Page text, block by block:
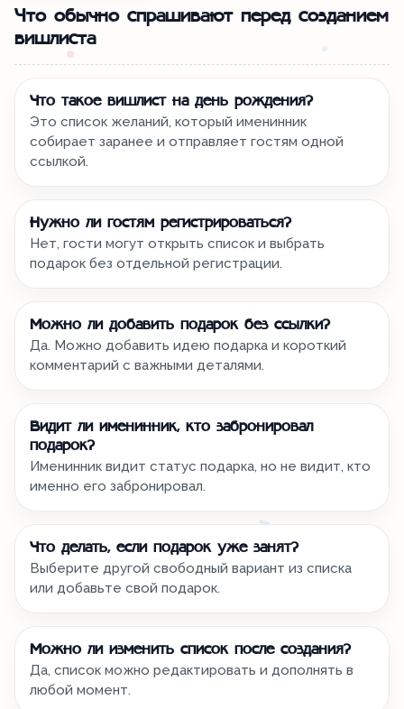
Что обычно спрашивают перед созданием
вишлиста
Что такое вишлист на день рождения?
Это список желаний, который именинник
собирает заранее и отправляет гостям одной
ссылкой.
Нужно ли гостям регистрироваться?
Нет, гости могут открыть список и выбрать
подарок без отдельной регистрации.
Можно ли добавить подарок без ссылки?
Да. Можно добавить идею подарка и короткий
комментарий с важными деталями.
Видит ли именинник, кто забронировал
подарок?
Именинник видит статус подарка, но не видит, кто
именно его забронировал.
Что делать, если подарок уже занят?
Выберите другой свободный вариант из списка
или добавьте свой подарок.
Можно ли изменить список после создания?
Да, список можно редактировать и дополнять в
любой момент.